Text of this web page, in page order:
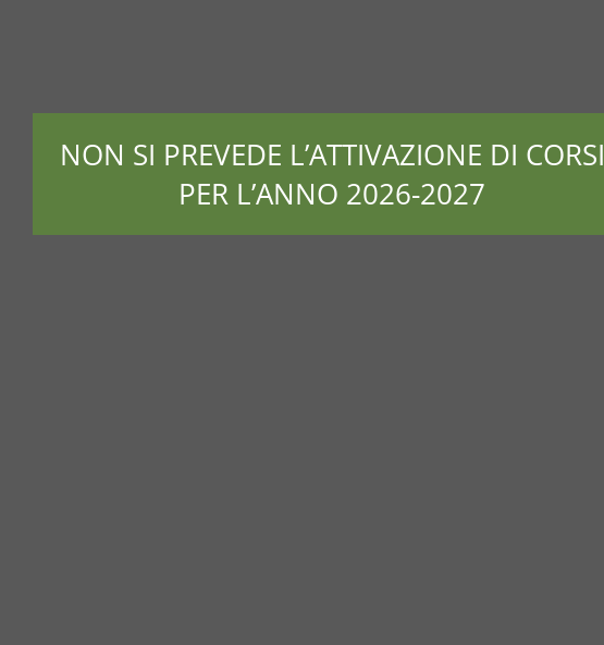
NON SI PREVEDE L’ATTIVAZIONE DI CORSI
PER L’ANNO 2026-2027